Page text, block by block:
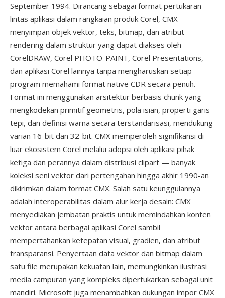
September 1994. Dirancang sebagai format pertukaran
lintas aplikasi dalam rangkaian produk Corel, CMX
menyimpan objek vektor, teks, bitmap, dan atribut
rendering dalam struktur yang dapat diakses oleh
CorelDRAW, Corel PHOTO-PAINT, Corel Presentations,
dan aplikasi Corel lainnya tanpa mengharuskan setiap
program memahami format native CDR secara penuh.
Format ini menggunakan arsitektur berbasis chunk yang
mengkodekan primitif geometris, pola isian, properti garis
tepi, dan definisi warna secara terstandarisasi, mendukung
varian 16-bit dan 32-bit. CMX memperoleh signifikansi di
luar ekosistem Corel melalui adopsi oleh aplikasi pihak
ketiga dan perannya dalam distribusi clipart — banyak
koleksi seni vektor dari pertengahan hingga akhir 1990-an
dikirimkan dalam format CMX. Salah satu keunggulannya
adalah interoperabilitas dalam alur kerja desain: CMX
menyediakan jembatan praktis untuk memindahkan konten
vektor antara berbagai aplikasi Corel sambil
mempertahankan ketepatan visual, gradien, dan atribut
transparansi. Penyertaan data vektor dan bitmap dalam
satu file merupakan kekuatan lain, memungkinkan ilustrasi
media campuran yang kompleks dipertukarkan sebagai unit
mandiri. Microsoft juga menambahkan dukungan impor CMX